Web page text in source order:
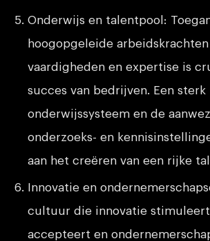
Onderwijs en talentpool:
hoogopgeleide
vaardigheden en expertise is
succes van bedrijven. Een sterk
onderwijssysteem en de
onderzoeks- en
aan het creëren van een rijke
Innovatie en
cultuur die innovatie stimuleert,
accepteert en